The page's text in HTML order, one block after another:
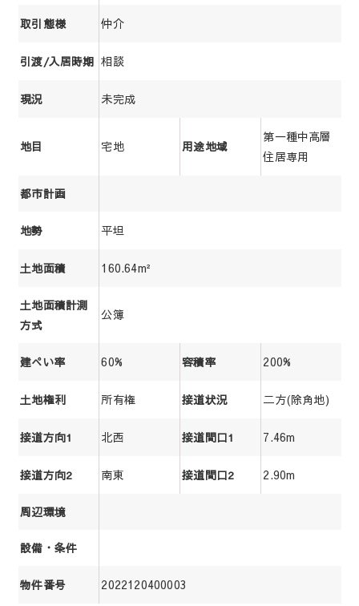
取引態様 仲介
引渡/入居時期 相談
現況 未完成
地目 宅地 用途地域
第一種中高層
住居専用
都市計画
地勢 平坦
土地面積 160.64m²
土地面積計測
方式
公簿
建ぺい率 60% 容積率 200%
土地権利 所有権 接道状況 二方(除角地)
接道方向1 北西 接道間口1 7.46m
接道方向2 南東 接道間口2 2.90m
周辺環境
設備・条件
物件番号 2022120400003